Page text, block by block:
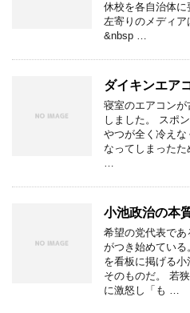
休校を各自治体
左寄りのメディア
&nbsp …
ダイキンエア
寝室のエアコン
しました。 スポ
やつが全く冷え
なってしまった
…
小池政治の本
希望の党代表で
がつき始めてい
を看板に掲げる
そのものだ。 若
に激怒し「も …